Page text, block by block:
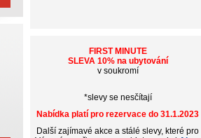
FIRST MINUTE
SLEVA 10% na ubytování
v soukromí
*slevy se nesčítají
Nabídka platí pro rezervace do 31.1.2023
Další zajímavé akce a stálé slevy, které pro